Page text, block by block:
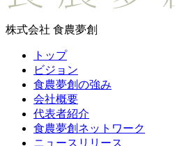
株式会社 食農夢創
トップ
ビジョン
食農夢創の強み
会社概要
代表者紹介
食農夢創ネットワーク
ニュースリリース